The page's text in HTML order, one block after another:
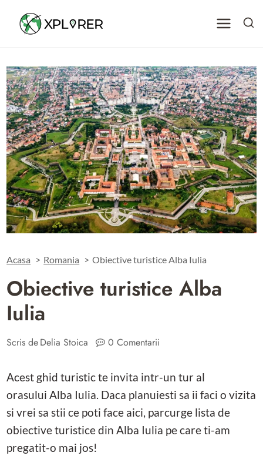
Acasa Romania Obiective turistice Alba Iulia
Obiective turistice Alba
Iulia
Scris deDelia Stoica 0 Comentarii
Acest ghid turistic te invita intr-un tur al
orasului Alba Iulia. Daca planuiesti sa ii faci o vizita
si vrei sa stii ce poti face aici, parcurge lista de
obiective turistice din Alba Iulia pe care ti-am
pregatit-o mai jos!